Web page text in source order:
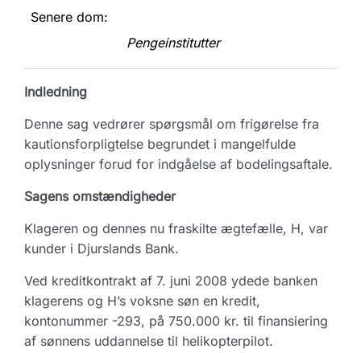
Senere dom:
Pengeinstitutter
Indledning
Denne sag vedrører spørgsmål om frigørelse fra
kautionsforpligtelse begrundet i mangelfulde
oplysninger forud for indgåelse af bodelingsaftale.
Sagens omstændigheder
Klageren og dennes nu fraskilte ægtefælle, H, var
kunder i Djurslands Bank.
Ved kreditkontrakt af 7. juni 2008 ydede banken
klagerens og H’s voksne søn en kredit,
kontonummer -293, på 750.000 kr. til finansiering
af sønnens uddannelse til helikopterpilot.